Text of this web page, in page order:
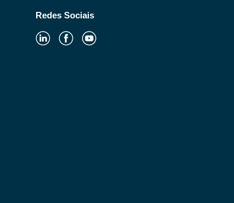
Redes Sociais